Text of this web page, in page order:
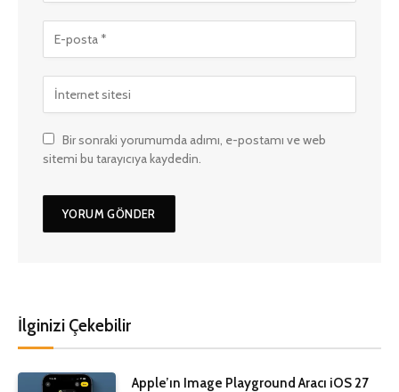
Bir sonraki yorumumda adımı, e-postamı ve web
sitemi bu tarayıcıya kaydedin.
İlginizi Çekebilir
Apple’ın Image Playground Aracı iOS 27